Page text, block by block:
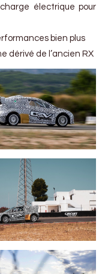
électrique pour
bien plus
dérivé de l’ancien RX